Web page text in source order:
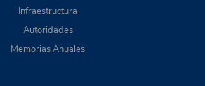
Infraestructura
Autoridades
Memorias Anuales